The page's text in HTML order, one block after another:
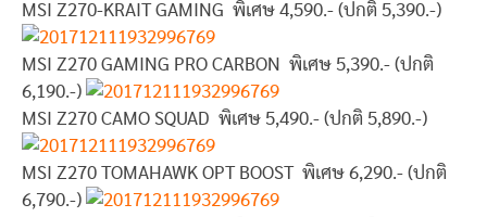
MSI Z270-KRAIT GAMING พิเศษ 4,590.- (ปกติ 5,390.-)
MSI Z270 GAMING PRO CARBON พิเศษ 5,390.- (ปกติ
6,190.-)
MSI Z270 CAMO SQUAD พิเศษ 5,490.- (ปกติ 5,890.-)
MSI Z270 TOMAHAWK OPT BOOST พิเศษ 6,290.- (ปกติ
6,790.-)